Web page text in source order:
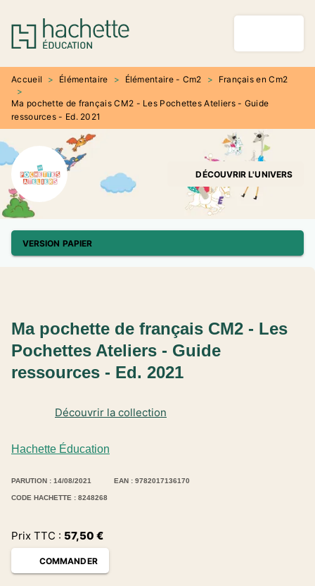
MENU RECHERCHE
PIED DE PAGE
Accueil > Élémentaire > Élémentaire - Cm2 >
Français en Cm2
>
Ma pochette de français CM2 - Les Pochettes Ateliers - Guide
ressources - Ed. 2021
DÉCOUVRIR L'UNIVERS
VERSION PAPIER
Hachette Éducation
Découvrir la collection
Ma pochette de français CM2 - Les
Pochettes Ateliers - Guide
ressources - Ed. 2021
PARUTION : 14/08/2021 EAN : 9782017136170
CODE HACHETTE : 8248268
Prix TTC : 57,50 €
COMMANDER